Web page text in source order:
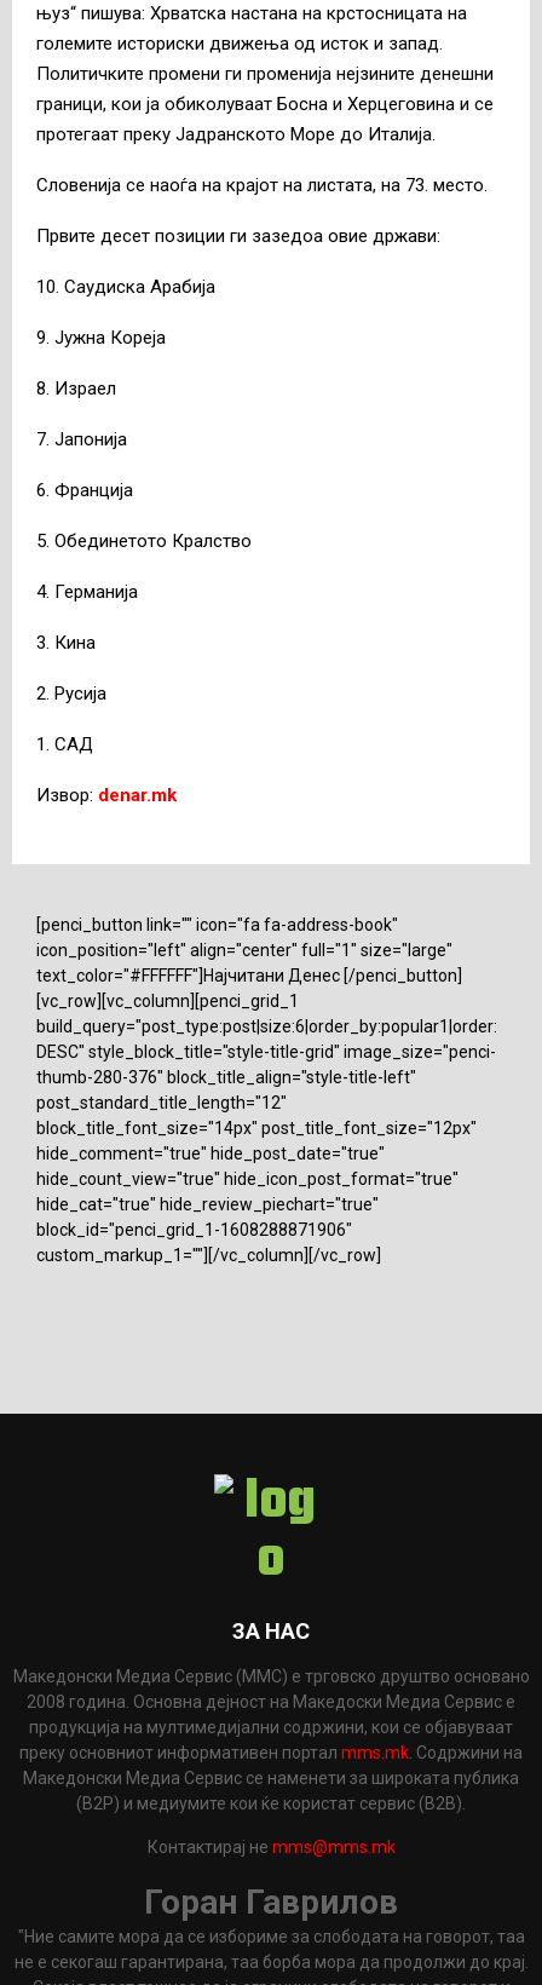
њуз“ пишува: Хрватска настана на крстосницата на
големите историски движења од исток и запад.
Политичките промени ги променија нејзините денешни
граници, кои ја обиколуваат Босна и Херцеговина и се
протегаат преку Јадранското Море до Италија.
Словенија се наоѓа на крајот на листата, на 73. место.
Првите десет позиции ги зазедоа овие држави:
10. Саудиска Арабија
9. Јужна Кореја
8. Израел
7. Јапонија
6. Франција
5. Обединетото Кралство
4. Германија
3. Кина
2. Русија
1. САД
Извор: denar.mk
[penci_button link="" icon="fa fa-address-book"
icon_position="left" align="center" full="1" size="large"
text_color="#FFFFFF"]Најчитани Денес [/penci_button]
[vc_row][vc_column][penci_grid_1
build_query="post_type:post|size:6|order_by:popular1|order:
DESC" style_block_title="style-title-grid" image_size="penci-
thumb-280-376" block_title_align="style-title-left"
post_standard_title_length="12"
block_title_font_size="14px" post_title_font_size="12px"
hide_comment="true" hide_post_date="true"
hide_count_view="true" hide_icon_post_format="true"
hide_cat="true" hide_review_piechart="true"
block_id="penci_grid_1-1608288871906"
custom_markup_1=""][/vc_column][/vc_row]
ЗА НАС
Македонски Медиа Сервис (ММС) е трговско друштво основано
2008 година. Основна дејност на Македоски Медиа Сервис е
продукција на мултимедијални содржини, кои се објавуваат
преку основниот информативен портал mms.mk . Содржини на
Македонски Медиа Сервис се наменети за широката публика
(B2P) и медиумите кои ќе користат сервис (B2B).
Контактирај не mms@mms.mk
Горан Гаврилов
"Ние самите мора да се избориме за слободата на говорот, таа
не е секогаш гарантирана, таа борба мора да продолжи до крај.